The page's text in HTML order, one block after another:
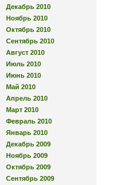
Декабрь 2010
Ноябрь 2010
Октябрь 2010
Сентябрь 2010
Август 2010
Июль 2010
Июнь 2010
Май 2010
Апрель 2010
Март 2010
Февраль 2010
Январь 2010
Декабрь 2009
Ноябрь 2009
Октябрь 2009
Сентябрь 2009